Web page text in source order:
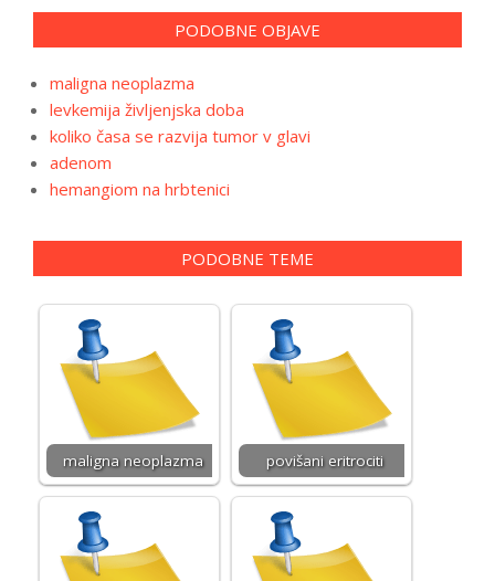
PODOBNE OBJAVE
maligna neoplazma
levkemija življenjska doba
koliko časa se razvija tumor v glavi
adenom
hemangiom na hrbtenici
PODOBNE TEME
maligna neoplazma povišani eritrociti